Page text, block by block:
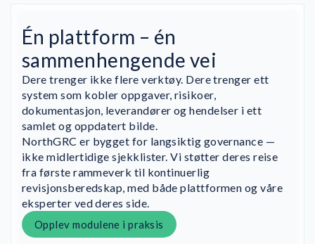
Én plattform – én
sammenhengende vei
Dere trenger ikke flere verktøy. Dere trenger ett
system som kobler oppgaver, risikoer,
dokumentasjon, leverandører og hendelser i ett
samlet og oppdatert bilde.
NorthGRC er bygget for langsiktig governance —
ikke midlertidige sjekklister. Vi støtter deres reise
fra første rammeverk til kontinuerlig
revisjonsberedskap, med både plattformen og våre
eksperter ved deres side.
Opplev modulene i praksis